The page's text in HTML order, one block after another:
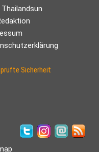
Thailandsun